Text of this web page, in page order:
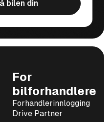
bilen din
For
bilforhandlere
Forhandlerinnlogging
Drive Partner